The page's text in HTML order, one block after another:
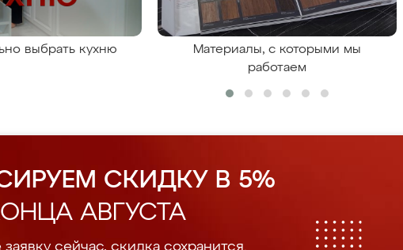
выбрать кухню
Материалы, с которыми мы
работаем
СКИДКУ В 5%
АВГУСТА
заявку сейчас, скидка сохранится.